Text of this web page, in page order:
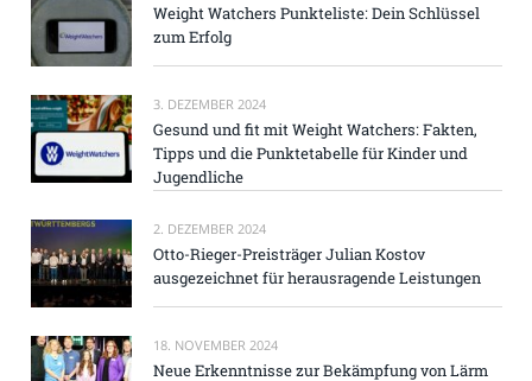
Weight Watchers Punkteliste: Dein Schlüssel
zum Erfolg
3. DEZEMBER 2024
Gesund und fit mit Weight Watchers: Fakten,
Tipps und die Punktetabelle für Kinder und
Jugendliche
2. DEZEMBER 2024
Otto-Rieger-Preisträger Julian Kostov
ausgezeichnet für herausragende Leistungen
18. NOVEMBER 2024
Neue Erkenntnisse zur Bekämpfung von Lärm